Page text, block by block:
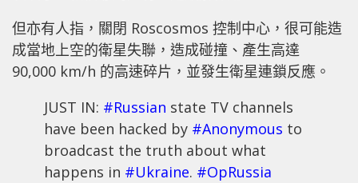
但亦有人指，關閉 Roscosmos 控制中心，很可能造
成當地上空的衛星失聯，造成碰撞、產生高達
90,000 km/h 的高速碎片，並發生衛星連鎖反應。
JUST IN: #Russian state TV channels
have been hacked by #Anonymous to
broadcast the truth about what
happens in #Ukraine. #OpRussia